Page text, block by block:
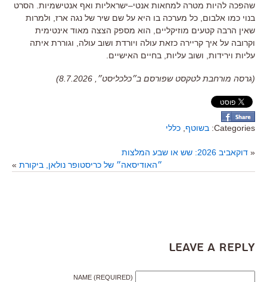
שהפכה להיות מטרה למחאות אנטי–ישראליות ואף אנטישמיות הסרט
בנוי כמו אלבום כל מערכה בו היא על שם שיר של נגה ארז ולמרות
שאין הרבה קטעים מוזיקליים
הוא מספק הצצה מאוד אינטימית
וקרובה על איך קריירה כזאת עולה ויורדת ושוב עולה
וגוררת איתה
עליות וירידות, ושוב עליות, בחיים האישיים
(גרסה מורחבת לטקסט שפורסם ב״כלכליסט״, 8.7.2026)
Categories: בשוטף כללי
« דוקאביב 2026: שש או שבע המלצות
״האודיסאה״ של כריסטופר נולאן, ביקורת »
Leave a Reply
NAME (REQUIRED)